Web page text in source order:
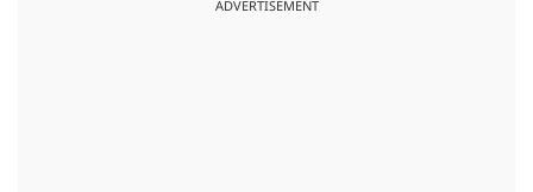
ADVERTISEMENT